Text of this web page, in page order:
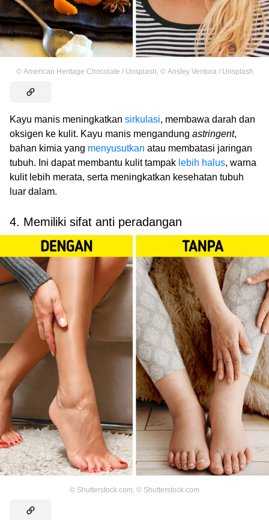
© American Heritage Chocolate / Unsplash, © Ansley Ventura / Unsplash
Kayu manis meningkatkan sirkulasi, membawa darah dan
oksigen ke kulit. Kayu manis mengandung astringent,
bahan kimia yang menyusutkan atau membatasi jaringan
tubuh. Ini dapat membantu kulit tampak lebih halus, warna
kulit lebih merata, serta meningkatkan kesehatan tubuh
luar dalam.
4. Memiliki sifat anti peradangan
© Shutterstock.com © Shutterstock.com